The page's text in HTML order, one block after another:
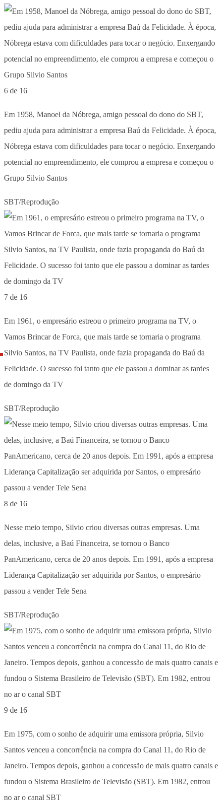
6 de 16
Em 1958, Manoel da Nóbrega, amigo pessoal do dono do SBT,
pediu ajuda para administrar a empresa Baú da Felicidade. À época,
Nóbrega estava com dificuldades para tocar o negócio. Enxergando
potencial no empreendimento, ele comprou a empresa e começou o
Grupo Silvio Santos
SBT/Reprodução
7 de 16
Em 1961, o empresário estreou o primeiro programa na TV, o
Vamos Brincar de Forca, que mais tarde se tornaria o programa
Silvio Santos, na TV Paulista, onde fazia propaganda do Baú da
Felicidade. O sucesso foi tanto que ele passou a dominar as tardes
de domingo da TV
SBT/Reprodução
8 de 16
Nesse meio tempo, Silvio criou diversas outras empresas. Uma
delas, inclusive, a Baú Financeira, se tornou o Banco
PanAmericano, cerca de 20 anos depois. Em 1991, após a empresa
Liderança Capitalização ser adquirida por Santos, o empresário
passou a vender Tele Sena
SBT/Reprodução
9 de 16
Em 1975, com o sonho de adquirir uma emissora própria, Silvio
Santos venceu a concorrência na compra do Canal 11, do Rio de
Janeiro. Tempos depois, ganhou a concessão de mais quatro canais e
fundou o Sistema Brasileiro de Televisão (SBT). Em 1982, entrou
no ar o canal SBT